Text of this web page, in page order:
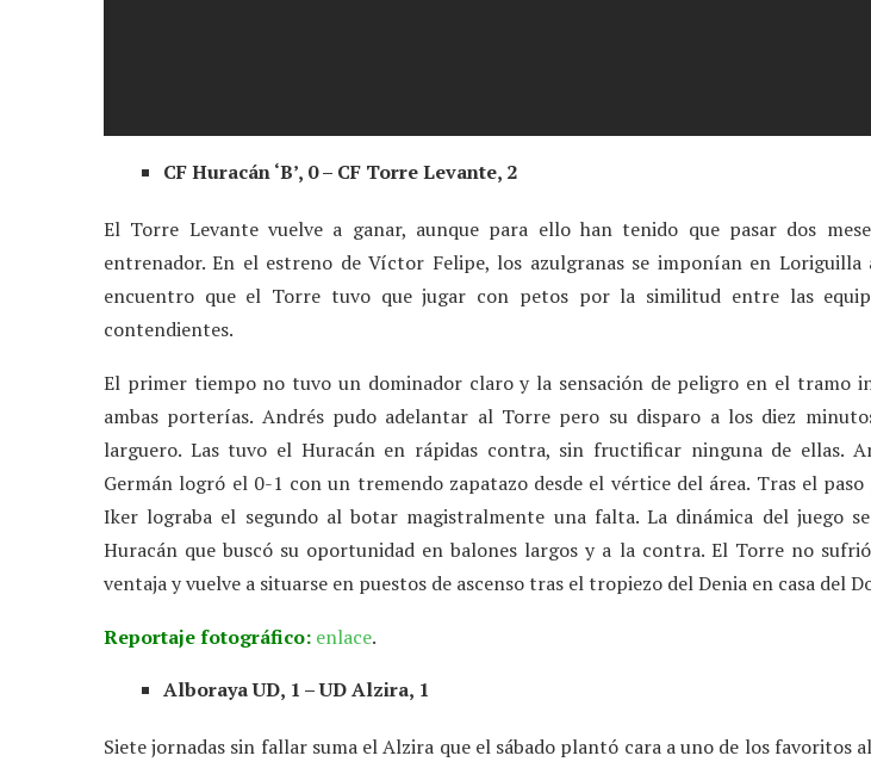
CF Huracán ‘B’, 0 – CF Torre Levante, 2
El Torre Levante vuelve a ganar, aunque para ello han tenido que pasar dos
entrenador. En el estreno de Víctor Felipe, los azulgranas se imponían en Loriguilla
encuentro que el Torre tuvo que jugar con petos por la similitud entre las
contendientes.
El primer tiempo no tuvo un dominador claro y la sensación de peligro en el tramo
ambas porterías. Andrés pudo adelantar al Torre pero su disparo a los diez
larguero. Las tuvo el Huracán en rápidas contra, sin fructificar ninguna de ellas.
Germán logró el 0-1 con un tremendo zapatazo desde el vértice del área. Tras el
Iker lograba el segundo al botar magistralmente una falta. La dinámica del juego
Huracán que buscó su oportunidad en balones largos y a la contra. El Torre no
ventaja y vuelve a situarse en puestos de ascenso tras el tropiezo del Denia en casa del
Reportaje fotográfico: enlace.
Alboraya UD, 1 – UD Alzira, 1
Siete jornadas sin fallar suma el Alzira que el sábado plantó cara a uno de los favoritos